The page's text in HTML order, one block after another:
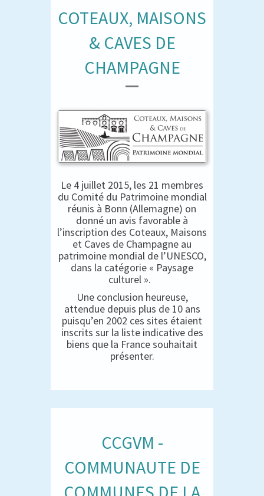
COTEAUX, MAISONS
& CAVES DE
CHAMPAGNE
Le 4 juillet 2015, les 21 membres
du Comité du Patrimoine mondial
réunis à Bonn (Allemagne) on
donné un avis favorable à
l’inscription des Coteaux, Maisons
et Caves de Champagne au
patrimoine mondial de l’UNESCO,
dans la catégorie « Paysage
culturel ».
Une conclusion heureuse,
attendue depuis plus de 10 ans
puisqu’en 2002 ces sites étaient
inscrits sur la liste indicative des
biens que la France souhaitait
présenter.
CCGVM -
COMMUNAUTE DE